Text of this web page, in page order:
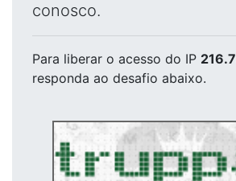
conosco.
Para liberar o acesso do IP
responda ao desafio abaixo.